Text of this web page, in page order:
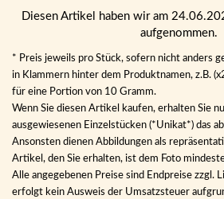
Diesen Artikel haben wir am
aufgenommen.
* Preis jeweils pro Stück, sofern nicht anders
in Klammern hinter dem Produktnamen, z.B.
für eine Portion von 10 Gramm.
Wenn Sie diesen Artikel kaufen, erhalten Sie
ausgewiesenen Einzelstücken (*Unikat*) das
Ansonsten dienen Abbildungen als
Artikel, den Sie erhalten, ist dem Foto
Alle angegebenen Preise sind Endpreise zzgl.
erfolgt kein Ausweis der Umsatzsteuer